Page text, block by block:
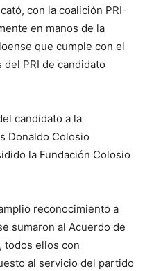
con la coalición PRI-
en manos de la
que cumple con el
PRI de candidato
candidato a la
Donaldo Colosio
la Fundación Colosio
reconocimiento a
sumaron al Acuerdo de
todos ellos con
al servicio del partido